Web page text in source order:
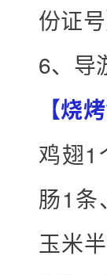
份证号
6、导
【烧
鸡翅1
肠1条
玉米